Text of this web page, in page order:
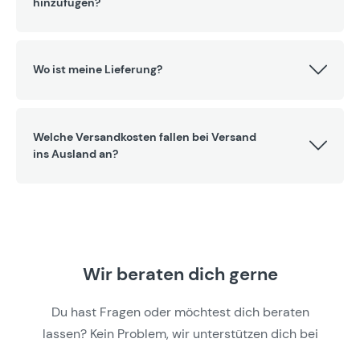
Wo ist meine Lieferung?
Welche Versandkosten fallen bei Versand
ins Ausland an?
Wir beraten dich gerne
Du hast Fragen oder möchtest dich beraten
lassen? Kein Problem, wir unterstützen dich bei